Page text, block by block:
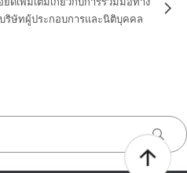
ริษัทผู้ประกอบการและนิติบุคคล